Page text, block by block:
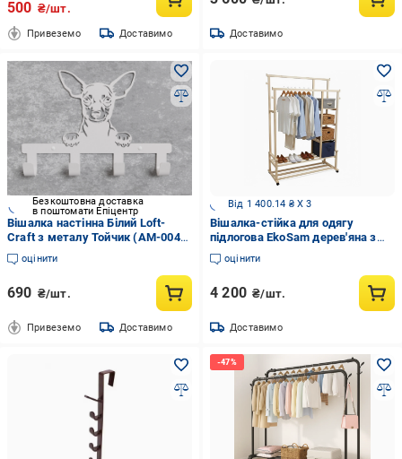
500 ₴/шт.
Привеземо Доставимо Доставимо
Безкоштовна доставка
в поштомати Епіцентр
Вішалка настінна Білий Loft-
Craft з металу Тойчик (AM-004-
wh)
оцінити
690 ₴/шт.
Привеземо Доставимо
Від 1 400.14 ₴ X 3
Вішалка-стійка для одягу
підлогова EkoSam дерев'яна з
полицями на роликах
155х110х51 см Світле дерево
оцінити
4 200 ₴/шт.
Доставимо